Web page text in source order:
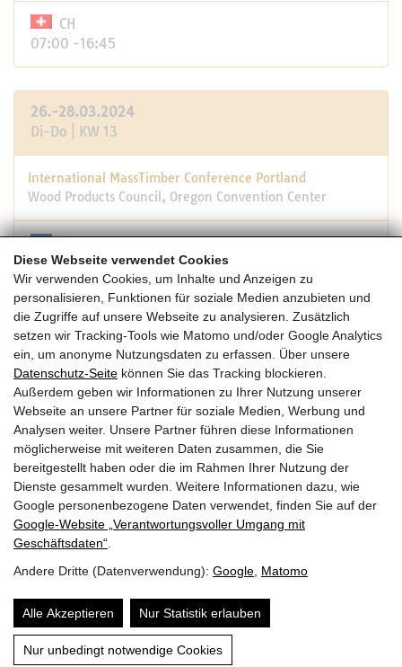
Diese Webseite verwendet Cookies
Wir verwenden Cookies, um Inhalte und Anzeigen zu
personalisieren, Funktionen für soziale Medien anzubieten und
die Zugriffe auf unsere Webseite zu analysieren. Zusätzlich
setzen wir Tracking-Tools wie Matomo und/oder Google Analytics
ein, um anonyme Nutzungsdaten zu erfassen. Über unsere
Datenschutz-Seite können Sie das Tracking blockieren.
Außerdem geben wir Informationen zu Ihrer Nutzung unserer
Webseite an unsere Partner für soziale Medien, Werbung und
Analysen weiter. Unsere Partner führen diese Informationen
möglicherweise mit weiteren Daten zusammen, die Sie
bereitgestellt haben oder die im Rahmen Ihrer Nutzung der
Dienste gesammelt wurden. Weitere Informationen dazu, wie
Google personenbezogene Daten verwendet, finden Sie auf der
Google‑Website „Verantwortungsvoller Umgang mit
Geschäftsdaten“
Andere Dritte (Datenverwendung): Google Matomo
Alle Akzeptieren Nur Statistik erlauben
Nur unbedingt notwendige Cookies
CH
07:00 -16:45
26.-28.03.2024
Di-Do | KW 13
International MassTimber Conference Portland
Wood Products Council, Oregon Convention Center
USA
05:45 -21:00
28.03.2024
Do | KW 13
Seminar: Bauphysik Teil 2 Feuchte- & Wärmeschutz
Holztechnikum Kuchl, ISOCELL GmbH CO KG
SBG
12:00 -17:00
Seiten drucken
© 2026 | Dein Date mit Holz.powered byKOPPELHUBER² und
Partner ZT OG
|
Über uns Datenschutz Impressum